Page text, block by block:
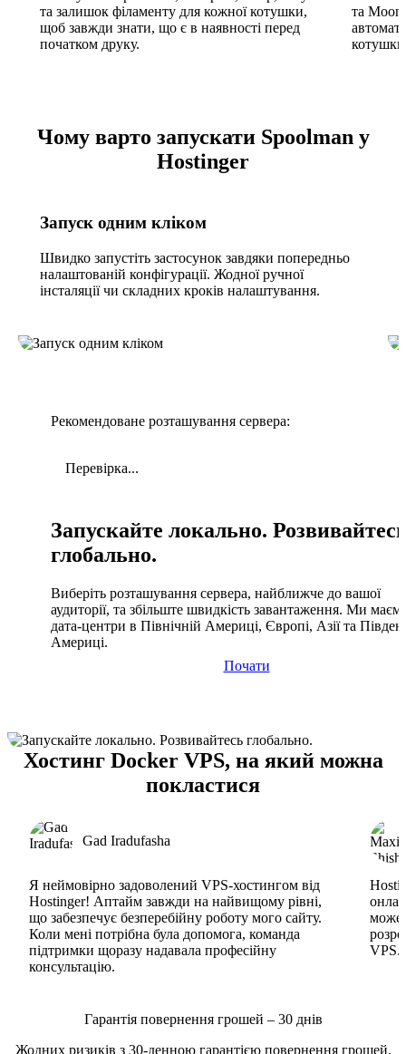
та залишок філаменту для кожної котушки,
щоб завжди знати, що є в наявності перед
початком друку.
та
котушки
Чому варто запускати Spoolman у
Hostinger
Запуск одним кліком
Швидко запустіть застосунок завдяки попередньо
налаштованій конфігурації. Жодної ручної
інсталяції чи складних кроків налаштування.
Рекомендоване розташування сервера:
Перевірка...
Запускайте локально.
глобально.
Виберіть розташування сервера, найближче до вашої
аудиторії, та збільште швидкість завантаження. Ми
дата-центри в Північній Америці, Європі, Азії та
Америці.
Почати
Хостинг Docker VPS, на який можна
покластися
Gad Iradufasha
Я неймовірно задоволений VPS-хостингом від
Hostinger! Аптайм завжди на найвищому рівні,
що забезпечує безперебійну роботу мого сайту.
Коли мені потрібна була допомога, команда
підтримки щоразу надавала професійну
консультацію.
може
VPS.
Гарантія повернення грошей – 30 днів
Жодних ризиків з 30-денною гарантією повернення грошей.